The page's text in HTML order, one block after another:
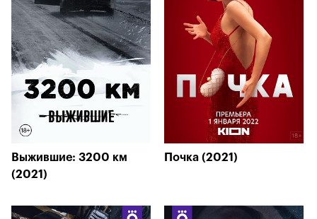
Выжившие: 3200 км
(2021)
Почка (2021)